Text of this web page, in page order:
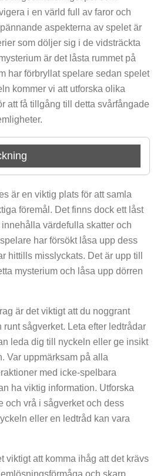
i en värld full av faror och
aspekterna av spelet är
som döljer sig i de vidsträckta
är det låsta rummet på
har förbryllat spelare sedan spelet
kommer vi att utforska olika
att få tillgång till detta svårfångade
är en viktig plats för att samla
föremål. Det finns dock ett låst
värdefulla skatter och
har försökt låsa upp dess
hittills misslyckats. Det är upp till
mysterium och låsa upp dörren
är det viktigt att du noggrant
sågverket. Leta efter ledtrådar
leda dig till nyckeln eller ge insikt
Var uppmärksam på alla
med icke-spelbara
ha viktig information. Utforska
och vrå i sågverket och dess
eller en ledtråd kan vara
viktigt att komma ihåg att det krävs
och skarp